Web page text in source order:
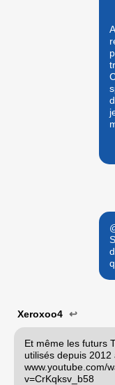
Xeroxoo4 ↩
Et même les futurs
utilisés depuis 2012
www.youtube.com/
v=CrKqksv_b58